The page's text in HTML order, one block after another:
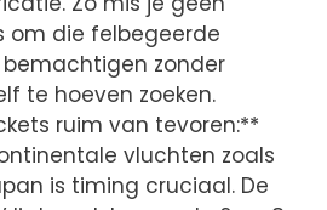
om die felbegeerde
zonder
te hoeven zoeken.
ruim van tevoren:**
vluchten zoals
is timing cruciaal. De